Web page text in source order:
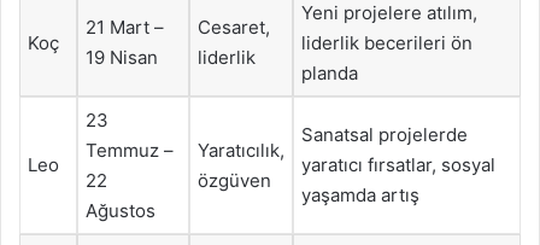
Koç
21 Mart –
19 Nisan
Cesaret,
liderlik
Yeni projelere atılım,
liderlik becerileri ön
planda
Leo
23
Temmuz –
22
Ağustos
Yaratıcılık,
özgüven
Sanatsal projelerde
yaratıcı fırsatlar, sosyal
yaşamda artış